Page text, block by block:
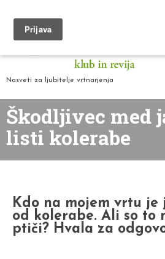
Nasveti za ljubitelje vrtnarjenja
Škodljivec med
listi kolerabe
Kdo na mojem vrtu je
od kolerabe. Ali so to
ptiči? Hvala za